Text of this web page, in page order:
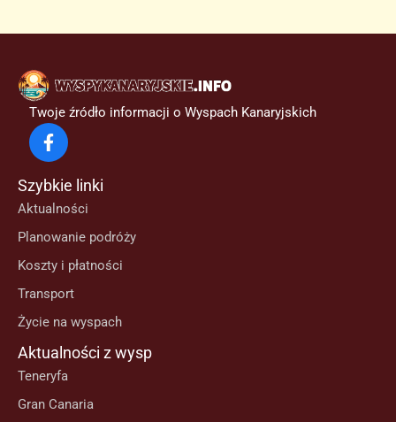
Twoje źródło informacji o Wyspach Kanaryjskich
Szybkie linki
Aktualności
Planowanie podróży
Koszty i płatności
Transport
Życie na wyspach
Aktualności z wysp
Teneryfa
Gran Canaria